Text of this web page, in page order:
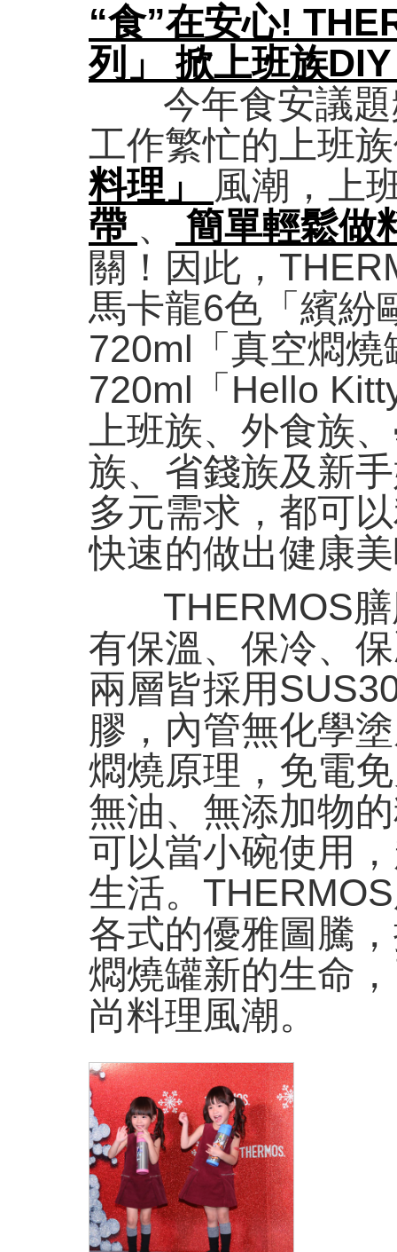
“食”在安心!
列」 掀上班族
今年食安議
工作繁忙的上班
料理」 風潮，上
帶 、
簡單輕鬆做
關！因此，
馬卡龍6色「繽紛
720ml「真空燜
720ml「Hello
上班族、外食族
族、省錢族及新
多元需求，都可
快速的做出健康
THERMOS
有保溫、保冷、
兩層皆採用
膠，內管無化學
燜燒原理，免電
無油、無添加物
可以當小碗使用
生活。
各式的優雅圖騰
燜燒罐新的生命
尚料理風潮。